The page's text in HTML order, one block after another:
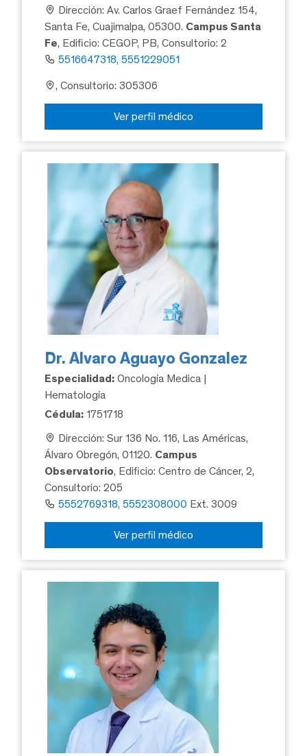
Dirección: Av. Carlos Graef Fernández 154,
Santa Fe, Cuajimalpa, 05300. Campus Santa
Fe, Edificio: CEGOP, PB, Consultorio: 2
5516647318, 5551229051
, Consultorio: 305306
Ver perfil médico
Dr. Alvaro Aguayo Gonzalez
Especialidad: Oncología Medica |
Hematología
Cédula: 1751718
Dirección: Sur 136 No. 116, Las Américas,
Álvaro Obregón, 01120. Campus
Observatorio, Edificio: Centro de Cáncer, 2,
Consultorio: 205
5552769318, 5552308000 Ext. 3009
Ver perfil médico